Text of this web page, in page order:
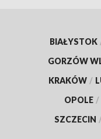
BIAŁYSTOK
GORZÓW
KRAKÓW /
OPOLE /
SZCZECIN